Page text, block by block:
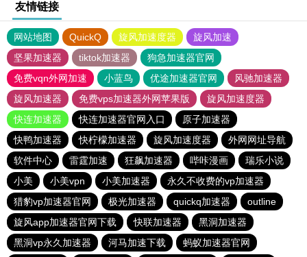
友情链接
网站地图 QuickQ 旋风加速度器
旋风加速
坚果加速器
tiktok加速器
狗急加速器官网
免费vqn外网加速
小蓝鸟 优途加速器官网
风驰加速器
旋风加速器
免费vps加速器外网苹果版
旋风加速度器
快连加速器
快连加速器官网入口
原子加速器
快鸭加速器
快柠檬加速器 旋风加速度器
外网网址导航
软件中心
雷霆加速 狂飙加速器 哔咔漫画
瑞乐小说
小美
小美vpn 小美加速器
永久不收费的vp加速器
猎豹vp加速器官网
极光加速器 quickq加速器
outline
旋风app加速器官网下载
快联加速器
黑洞加速器
黑洞vp永久加速器
河马加速下载
蚂蚁加速器官网